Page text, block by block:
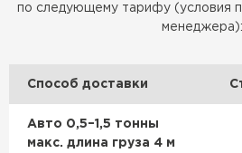
по следующему тарифу (условия
менеджера):
Способ доставки
Авто 0,5–1,5 тонны
макс. длина груза 4 м